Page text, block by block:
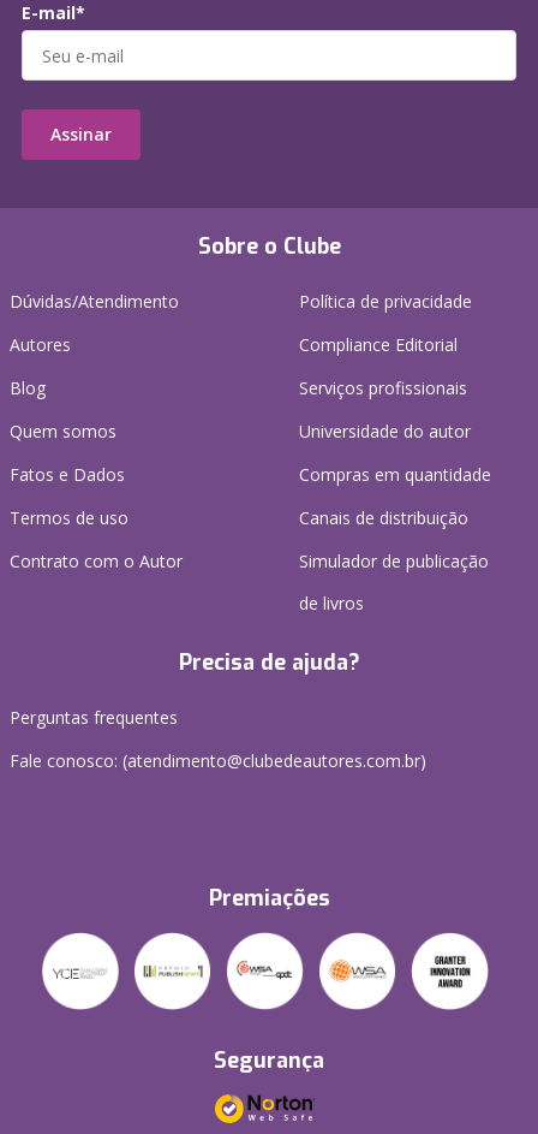
Sobre o Clube
Dúvidas/Atendimento
Autores
Blog
Quem somos
Fatos e Dados
Termos de uso
Contrato com o Autor
Política de privacidade
Compliance Editorial
Serviços profissionais
Universidade do autor
Compras em quantidade
Canais de distribuição
Simulador de publicação
de livros
Precisa de ajuda?
Perguntas frequentes
Fale conosco: (atendimento@clubedeautores.com.br)
Premiações
Segurança
E-mail*
Assinar